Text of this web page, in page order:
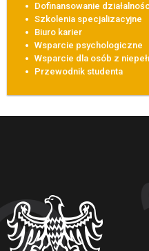
Dofinansowanie
Szkolenia specjalizacyjne
Biuro karier
Wsparcie psychologiczne
Wsparcie dla osób z
Przewodnik studenta